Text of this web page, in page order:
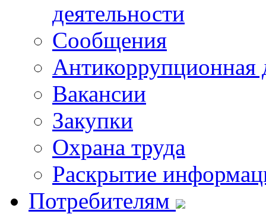
деятельности
Сообщения
Антикоррупционная
Вакансии
Закупки
Охрана труда
Раскрытие
Потребителям